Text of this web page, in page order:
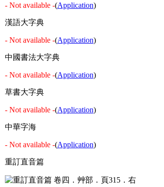
- Not available -(Application)
漢語大字典
- Not available -(Application)
中國書法大字典
- Not available -(Application)
草書大字典
- Not available -(Application)
中華字海
- Not available -(Application)
重訂直音篇